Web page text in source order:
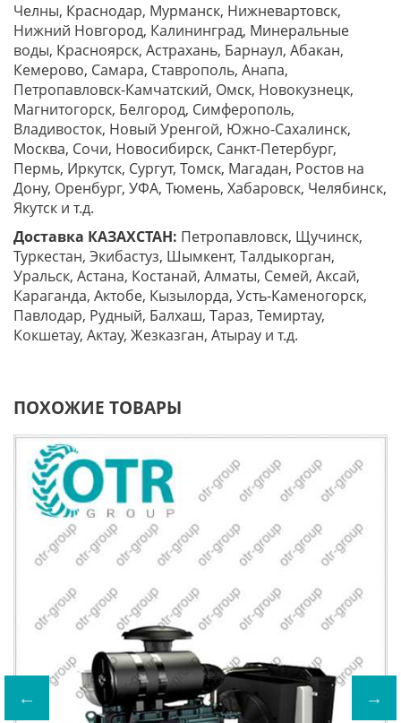
Челны, Краснодар, Мурманск, Нижневартовск,
Нижний Новгород, Калининград, Минеральные
воды, Красноярск, Астрахань, Барнаул, Абакан,
Кемерово, Самара, Ставрополь, Анапа,
Петропавловск-Камчатский, Омск, Новокузнецк,
Магнитогорск, Белгород, Симферополь,
Владивосток, Новый Уренгой, Южно-Сахалинск,
Москва, Сочи, Новосибирск, Санкт-Петербург,
Пермь, Иркутск, Сургут, Томск, Магадан, Ростов на
Дону, Оренбург, УФА, Тюмень, Хабаровск, Челябинск,
Якутск и т.д.
Доставка КАЗАХСТАН: Петропавловск, Щучинск,
Туркестан, Экибастуз, Шымкент, Талдыкорган,
Уральск, Астана, Костанай, Алматы, Семей, Аксай,
Караганда, Актобе, Кызылорда, Усть-Каменогорск,
Павлодар, Рудный, Балхаш, Тараз, Темиртау,
Кокшетау, Актау, Жезказган, Атырау и т.д.
ПОХОЖИЕ ТОВАРЫ